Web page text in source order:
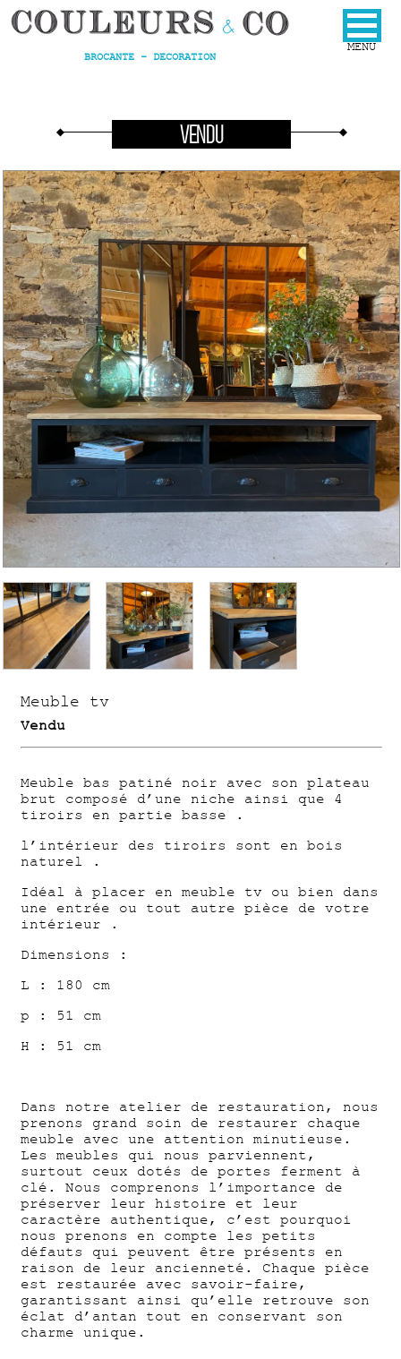
BROCANTE - DECORATION
VENDU
Meuble tv
Vendu
Meuble bas patiné noir avec son plateau
brut composé d’une niche ainsi que 4
tiroirs en partie basse .
l’intérieur des tiroirs sont en bois
naturel .
Idéal à placer en meuble tv ou bien dans
une entrée ou tout autre pièce de votre
intérieur .
Dimensions :
L : 180 cm
p : 51 cm
H : 51 cm
Dans notre atelier de restauration, nous
prenons grand soin de restaurer chaque
meuble avec une attention minutieuse.
Les meubles qui nous parviennent,
surtout ceux dotés de portes ferment à
clé. Nous comprenons l’importance de
préserver leur histoire et leur
caractère authentique, c’est pourquoi
nous prenons en compte les petits
défauts qui peuvent être présents en
raison de leur ancienneté. Chaque pièce
est restaurée avec savoir-faire,
garantissant ainsi qu’elle retrouve son
éclat d’antan tout en conservant son
charme unique.